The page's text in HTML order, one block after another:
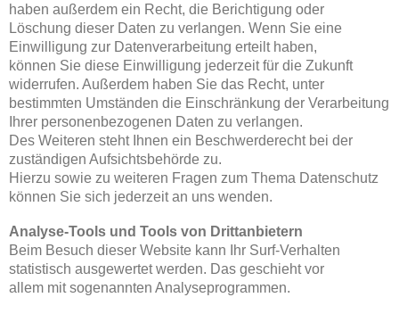
haben außerdem ein Recht, die Berichtigung oder
Löschung dieser Daten zu verlangen. Wenn Sie eine
Einwilligung zur Datenverarbeitung erteilt haben,
können Sie diese Einwilligung jederzeit für die Zukunft
widerrufen. Außerdem haben Sie das Recht, unter
bestimmten Umständen die Einschränkung der Verarbeitung
Ihrer personenbezogenen Daten zu verlangen.
Des Weiteren steht Ihnen ein Beschwerderecht bei der
zuständigen Aufsichtsbehörde zu.
Hierzu sowie zu weiteren Fragen zum Thema Datenschutz
können Sie sich jederzeit an uns wenden.
Analyse-Tools und Tools von Drittanbietern
Beim Besuch dieser Website kann Ihr Surf-Verhalten
statistisch ausgewertet werden. Das geschieht vor
allem mit sogenannten Analyseprogrammen.